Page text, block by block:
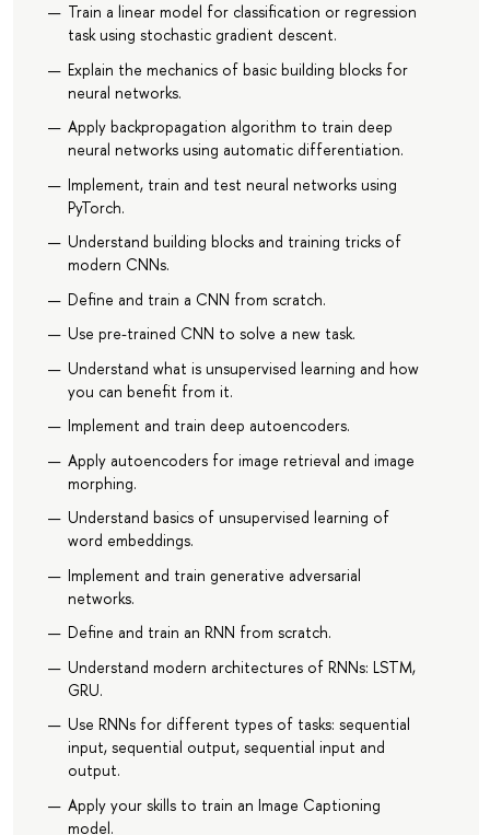
Train a linear model for classification or regression
task using stochastic gradient descent.
Explain the mechanics of basic building blocks for
neural networks.
Apply backpropagation algorithm to train deep
neural networks using automatic differentiation.
Implement, train and test neural networks using
PyTorch.
Understand building blocks and training tricks of
modern CNNs.
Define and train a CNN from scratch.
Use pre-trained CNN to solve a new task.
Understand what is unsupervised learning and how
you can benefit from it.
Implement and train deep autoencoders.
Apply autoencoders for image retrieval and image
morphing.
Understand basics of unsupervised learning of
word embeddings.
Implement and train generative adversarial
networks.
Define and train an RNN from scratch.
Understand modern architectures of RNNs: LSTM,
GRU.
Use RNNs for different types of tasks: sequential
input, sequential output, sequential input and
output.
Apply your skills to train an Image Captioning
model.